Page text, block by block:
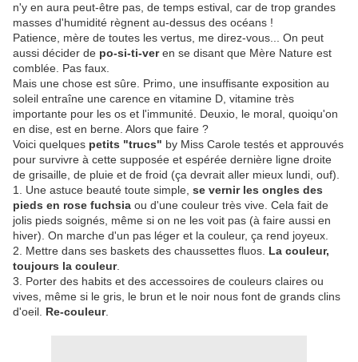
n'y en aura peut-être pas, de temps estival, car de trop grandes
masses d'humidité règnent au-dessus des océans !
Patience, mère de toutes les vertus, me direz-vous... On peut
aussi décider de po-si-ti-veren se disant que Mère Nature est
comblée. Pas faux.
Mais une chose est sûre. Primo, une insuffisante exposition au
soleil entraîne une carence en vitamine D, vitamine très
importante pour les os et l'immunité. Deuxio, le moral, quoiqu'on
en dise, est en berne. Alors que faire ?
Voici quelques petits "trucs" by Miss Carole testés et approuvés
pour survivre à cette supposée et espérée dernière ligne droite
de grisaille, de pluie et de froid (ça devrait aller mieux lundi, ouf).
1. Une astuce beauté toute simple, se vernir les ongles des
pieds en rose fuchsia ou d'une couleur très vive. Cela fait de
jolis pieds soignés, même si on ne les voit pas (à faire aussi en
hiver). On marche d'un pas léger et la couleur, ça rend joyeux.
2. Mettre dans ses baskets des chaussettes fluos. La couleur,
toujours la couleur.
3. Porter des habits et des accessoires de couleurs claires ou
vives, même si le gris, le brun et le noir nous font de grands clins
d'oeil. Re-couleur.